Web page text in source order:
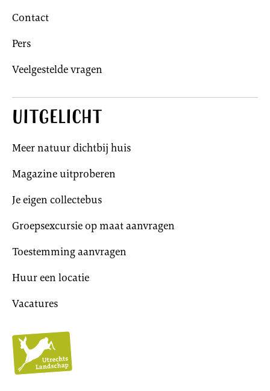
Contact
Pers
Veelgestelde vragen
Uitgelicht
Meer natuur dichtbij huis
Magazine uitproberen
Je eigen collectebus
Groepsexcursie op maat aanvragen
Toestemming aanvragen
Huur een locatie
Vacatures